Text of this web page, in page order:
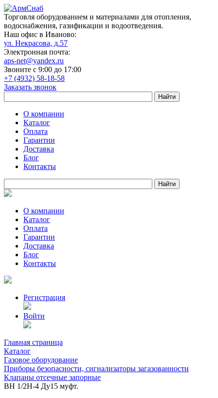
Торговля оборудованием и материалами для отопления,
водоснабжения, газификации и водоотведения.
Наш офис в Иваново:
ул. Некрасова, д.57
Электронная почта:
aps-net@yandex.ru
Звоните с 9:00 до 17:00
+7 (4932) 58-18-58
Заказать звонок
О компании
Каталог
Оплата
Гарантии
Доставка
Блог
Контакты
О компании
Каталог
Оплата
Гарантии
Доставка
Блог
Контакты
Регистрация
Войти
Главная страница
Каталог
Газовое оборудование
Приборы безопасности, сигнализаторы загазованности
Клапаны отсечные запорные
ВН 1/2Н-4 Ду15 муфт.